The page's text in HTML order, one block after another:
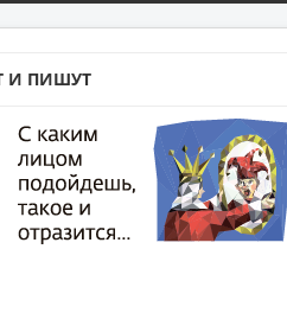
И ПИШУТ